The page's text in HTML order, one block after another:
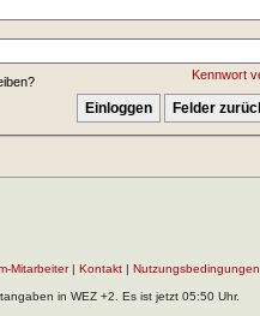
Kennwort
Mitarbeiter| Kontakt Nutzungsbedingungen
in WEZ +2. Es ist jetzt 05:50 Uhr.